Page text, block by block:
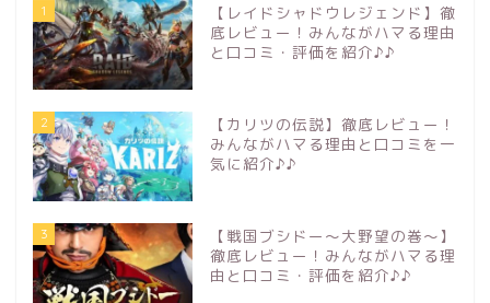
1
【レイドシャドウレジェンド】徹
底レビュー！みんながハマる理由
と口コミ・評価を紹介♪♪
2
【カリツの伝説】徹底レビュー！
みんながハマる理由と口コミを一
気に紹介♪♪
3
【戦国ブシドー〜大野望の巻〜】
徹底レビュー！みんながハマる理
由と口コミ・評価を紹介♪♪